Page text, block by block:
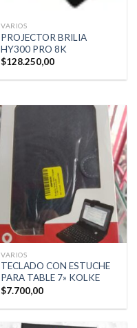
VARIOS
PROJECTOR BRILIA
HY300 PRO 8K
$128.250,00
VARIOS
TECLADO CON ESTUCHE
PARA TABLE 7» KOLKE
$7.700,00